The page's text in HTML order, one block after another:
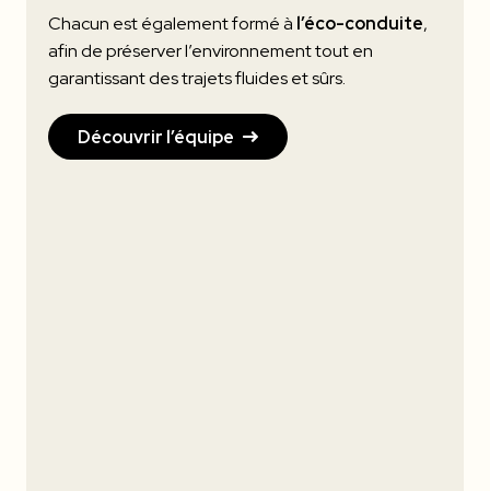
Chacun est également formé à l’éco-conduite,
afin de préserver l’environnement tout en
garantissant des trajets fluides et sûrs.
Découvrir l’équipe